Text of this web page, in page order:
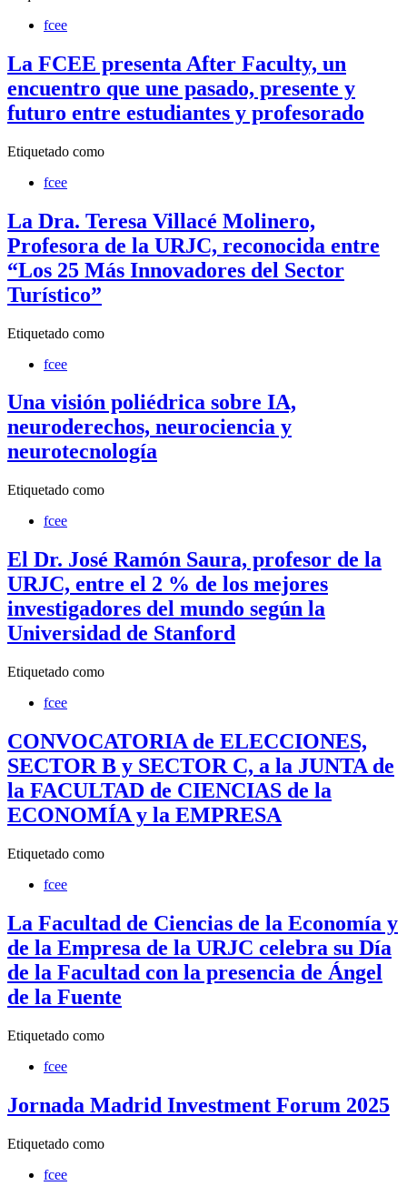
fcee
La FCEE presenta After Faculty, un
encuentro que une pasado, presente y
futuro entre estudiantes y profesorado
Etiquetado como
fcee
La Dra. Teresa Villacé Molinero,
Profesora de la URJC, reconocida entre
“Los 25 Más Innovadores del Sector
Turístico”
Etiquetado como
fcee
Una visión poliédrica sobre IA,
neuroderechos, neurociencia y
neurotecnología
Etiquetado como
fcee
El Dr. José Ramón Saura, profesor de la
URJC, entre el 2 % de los mejores
investigadores del mundo según la
Universidad de Stanford
Etiquetado como
fcee
CONVOCATORIA de ELECCIONES,
SECTOR B y SECTOR C, a la JUNTA de
la FACULTAD de CIENCIAS de la
ECONOMÍA y la EMPRESA
Etiquetado como
fcee
La Facultad de Ciencias de la Economía y
de la Empresa de la URJC celebra su Día
de la Facultad con la presencia de Ángel
de la Fuente
Etiquetado como
fcee
Jornada Madrid Investment Forum 2025
Etiquetado como
fcee